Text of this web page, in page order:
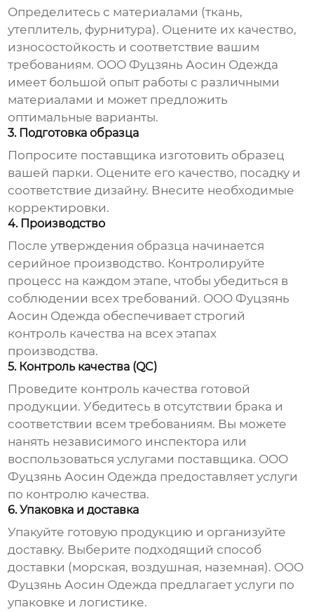
Определитесь с материалами (ткань,
утеплитель, фурнитура). Оцените их качество,
износостойкость и соответствие вашим
требованиям. ООО Фуцзянь Аосин Одежда
имеет большой опыт работы с различными
материалами и может предложить
оптимальные варианты.
3. Подготовка образца
Попросите поставщика изготовить образец
вашей парки. Оцените его качество, посадку и
соответствие дизайну. Внесите необходимые
корректировки.
4. Производство
После утверждения образца начинается
серийное производство. Контролируйте
процесс на каждом этапе, чтобы убедиться в
соблюдении всех требований. ООО Фуцзянь
Аосин Одежда обеспечивает строгий
контроль качества на всех этапах
производства.
5. Контроль качества (QC)
Проведите контроль качества готовой
продукции. Убедитесь в отсутствии брака и
соответствии всем требованиям. Вы можете
нанять независимого инспектора или
воспользоваться услугами поставщика. ООО
Фуцзянь Аосин Одежда предоставляет услуги
по контролю качества.
6. Упаковка и доставка
Упакуйте готовую продукцию и организуйте
доставку. Выберите подходящий способ
доставки (морская, воздушная, наземная). ООО
Фуцзянь Аосин Одежда предлагает услуги по
упаковке и логистике.